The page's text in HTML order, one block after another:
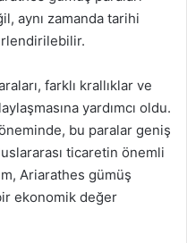
aynı zamanda tarihi
farklı krallıklar ve
yardımcı oldu.
bu paralar geniş
ticaretin önemli
Ariarathes gümüş
ekonomik değer